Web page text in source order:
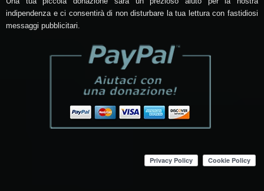
indipendenza e ci consentirà di non disturbare la tua lettura con fastidiosi
messaggi pubblicitari.